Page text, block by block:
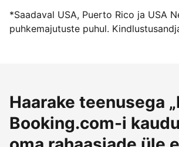
*Saadaval USA, Puerto Rico ja USA
puhkemajutuste puhul.
Haarake teenusega
Booking.com-i